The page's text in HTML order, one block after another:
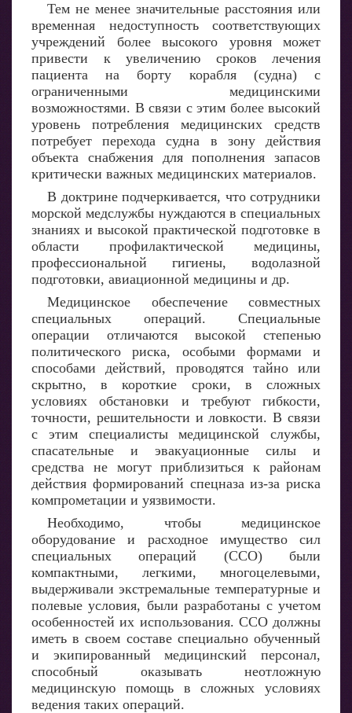
Тем не менее значительные расстояния или
временная недоступность соответствующих
учреждений более высокого уровня может
привести к увеличению сроков лечения
пациента на борту корабля (судна) с
ограниченными медицинскими
возможностями. В связи с этим более высокий
уровень потребления медицинских средств
потребует перехода судна в зону действия
объекта снабжения для пополнения запасов
критически важных медицинских материалов.
В доктрине подчеркивается, что сотрудники
морской медслужбы нуждаются в специальных
знаниях и высокой практической подготовке в
области профилактической медицины,
профессиональной гигиены, водолазной
подготовки, авиационной медицины и др.
Медицинское обеспечение совместных
специальных операций. Специальные
операции отличаются высокой степенью
политического риска, особыми формами и
способами действий, проводятся тайно или
скрытно, в короткие сроки, в сложных
условиях обстановки и требуют гибкости,
точности, решительности и ловкости. В связи
с этим специалисты медицинской службы,
спасательные и эвакуационные силы и
средства не могут приблизиться к районам
действия формирований спецназа из-за риска
компрометации и уязвимости.
Необходимо, чтобы медицинское
оборудование и расходное имущество сил
специальных операций (ССО) были
компактными, легкими, многоцелевыми,
выдерживали экстремальные температурные и
полевые условия, были разработаны с учетом
особенностей их использования. ССО должны
иметь в своем составе специально обученный
и экипированный медицинский персонал,
способный оказывать неотложную
медицинскую помощь в сложных условиях
ведения таких операций.